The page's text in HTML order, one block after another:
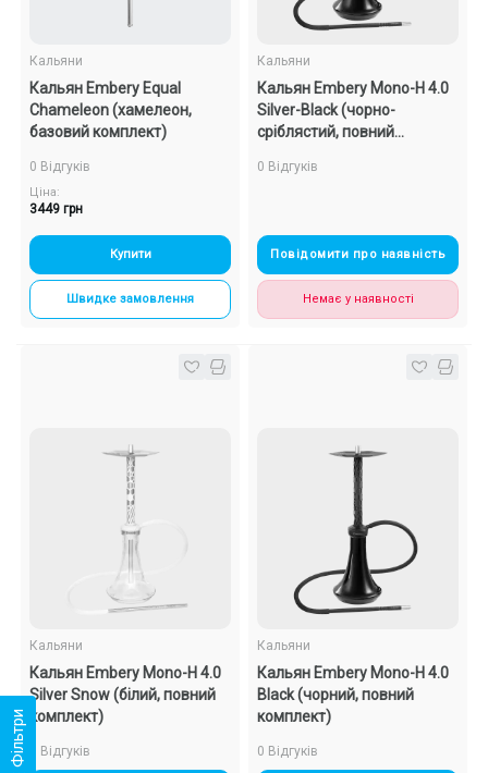
Кальяни
Кальян Embery Equal
Chameleon (хамелеон,
базовий комплект)
0 Відгуків
Ціна:
3449 грн
Купити
Швидке замовлення
Кальяни
Кальян Embery Mono-H 4.0
Silver-Black (чорно-
сріблястий, повний
0 Відгуків
Повідомити про наявність
Немає у наявності
Кальяни
Кальян Embery Mono-H 4.0
Silver Snow (білий, повний
комплект)
0 Відгуків
Кальяни
Кальян Embery Mono-H 4.0
Black (чорний, повний
комплект)
0 Відгуків
Фільтри